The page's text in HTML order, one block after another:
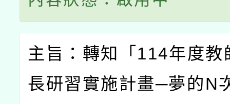
主旨：轉知「 114年度教
長研習實施計畫─夢的N